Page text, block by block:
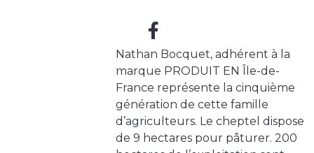
Nathan Bocquet, adhérent à la
marque PRODUIT EN Île-de-
France représente la cinquième
génération de cette famille
d’agriculteurs. Le cheptel dispose
de 9 hectares pour pâturer. 200